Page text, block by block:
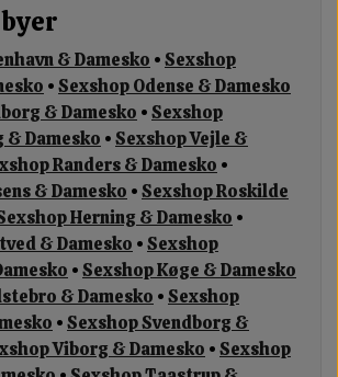
& Damesko •Sexshop
•Sexshop Odense & Damesko
& Damesko •Sexshop
Damesko •Sexshop Vejle &
Randers & Damesko •
& Damesko •Sexshop Roskilde
Herning & Damesko •
& Damesko •Sexshop
•Sexshop Køge & Damesko
& Damesko •Sexshop
•Sexshop Svendborg &
Viborg & Damesko •Sexshop